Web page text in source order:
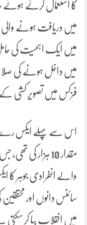
میں دریافت ہونے
میں ایک اہمیت کی
میں داخل ہونے کی
فزکس میں تصویر کشی کے
اس سے پہلے ایکس رے
مقدار 10 ہزار
والے انفرادی جوہر
سائنس دانوں اور
میں انقلاب بپا کر سکتی